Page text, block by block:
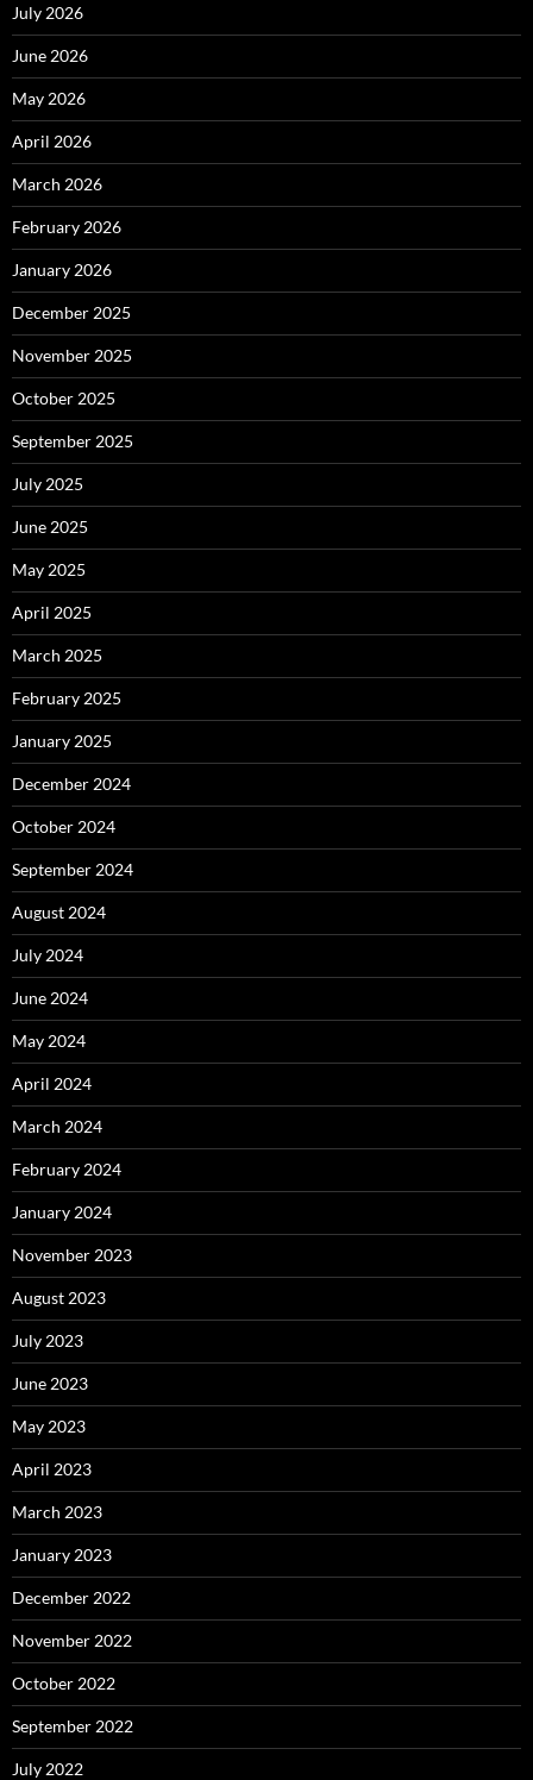
July 2026
June 2026
May 2026
April 2026
March 2026
February 2026
January 2026
December 2025
November 2025
October 2025
September 2025
July 2025
June 2025
May 2025
April 2025
March 2025
February 2025
January 2025
December 2024
October 2024
September 2024
August 2024
July 2024
June 2024
May 2024
April 2024
March 2024
February 2024
January 2024
November 2023
August 2023
July 2023
June 2023
May 2023
April 2023
March 2023
January 2023
December 2022
November 2022
October 2022
September 2022
July 2022